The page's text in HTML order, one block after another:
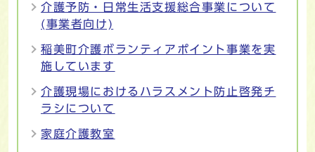
介護予防・日常生活支援総合事業について
(事業者向け)
稲美町介護ボランティアポイント事業を実
施しています
介護現場におけるハラスメント防止啓発チ
ラシについて
家庭介護教室